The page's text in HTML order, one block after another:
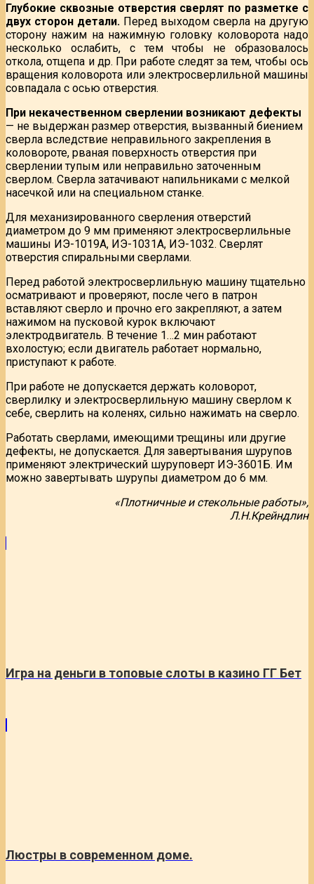
Глубокие сквозные отверстия сверлят по разметке с
двух сторон детали.Перед выходом сверла на другую
сторону нажим на нажимную головку коловорота надо
несколько ослабить, с тем чтобы не образовалось
откола, отщепа и др. При работе следят за тем, чтобы ось
вращения коловорота или электросверлильной машины
совпадала с осью отверстия.
При некачественном сверлении возникают дефекты
— не выдержан размер отверстия, вызванный биением
сверла вследствие неправильного закрепления в
коловороте, рваная поверхность отверстия при
сверлении тупым или неправильно заточенным
сверлом. Сверла затачивают напильниками с мелкой
насечкой или на специальном станке.
Для механизированного сверления отверстий
диаметром до 9 мм применяют электросверлильные
машины ИЭ-1019А, ИЭ-1031А, ИЭ-1032. Сверлят
отверстия спиральными сверлами.
Перед работой электросверлильную машину тщательно
осматривают и проверяют, после чего в патрон
вставляют сверло и прочно его закрепляют, а затем
нажимом на пусковой курок включают
электродвигатель. В течение 1…2 мин работают
вхолостую; если двигатель работает нормально,
приступают к работе.
При работе не допускается держать коловорот,
сверлилку и электросверлильную машину сверлом к
себе, сверлить на коленях, сильно нажимать на сверло.
Работать сверлами, имеющими трещины или другие
дефекты, не допускается. Для завертывания шурупов
применяют электрический шуруповерт ИЭ-3601Б. Им
можно завертывать шурупы диаметром до 6 мм.
«Плотничные и стекольные работы»,
Л.Н.Крейндлин
Игра на деньги в топовые слоты в казино ГГ Бет
Люстры в современном доме.